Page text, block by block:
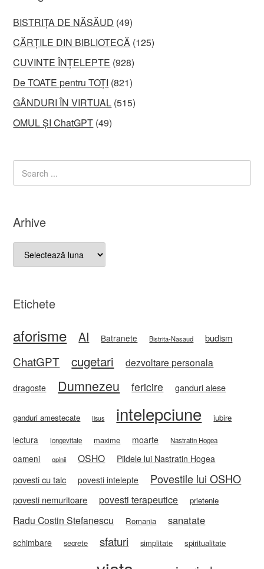
BISTRIȚA DE NĂSĂUD (49)
CĂRȚILE DIN BIBLIOTECĂ (125)
CUVINTE ÎNȚELEPTE (928)
De TOATE pentru TOȚI (821)
GÂNDURI ÎN VIRTUAL (515)
OMUL ȘI ChatGPT (49)
Arhive
Arhive
Etichete
aforisme AI Batranete Bistrita-Nasaud budism
ChatGPT cugetari dezvoltare personala
dragoste Dumnezeu fericire ganduri alese
ganduri amestecate Iisus intelepciune iubire
lectura longevitate maxime moarte Nastratin Hogea
oameni opinii OSHO Pildele lui Nastratin Hogea
povesti cu talc povesti intelepte Povestile lui OSHO
povesti nemuritoare povesti terapeutice prietenie
Radu Costin Stefanescu Romania sanatate
schimbare secrete sfaturi simplitate spiritualitate